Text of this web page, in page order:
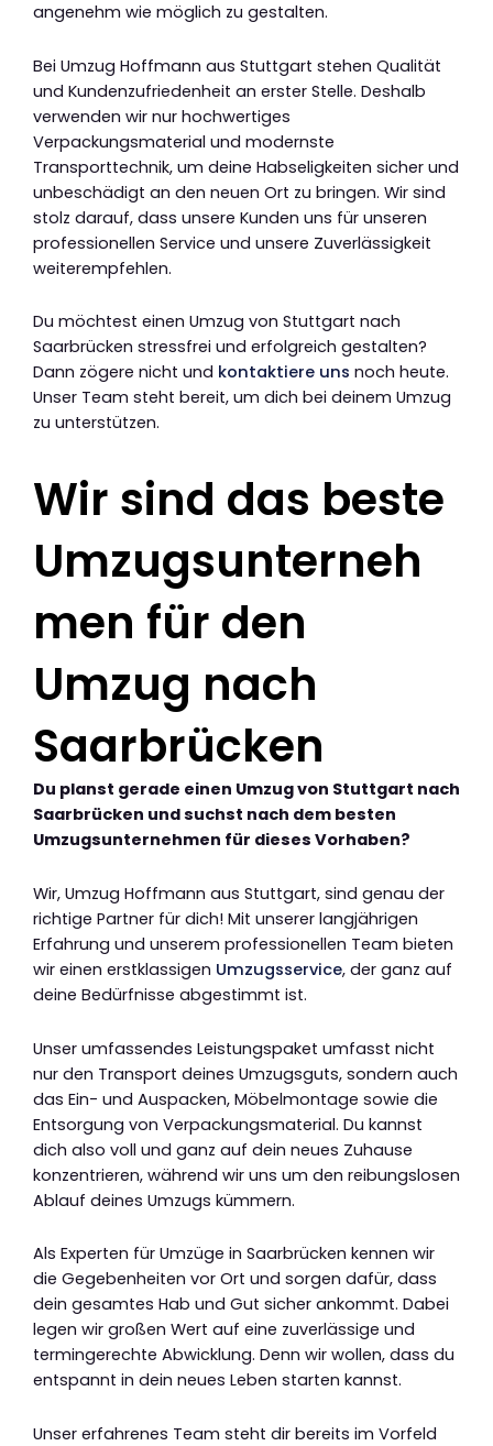
angenehm wie möglich zu gestalten.
Bei Umzug Hoffmann aus Stuttgart stehen Qualität
und Kundenzufriedenheit an erster Stelle. Deshalb
verwenden wir nur hochwertiges
Verpackungsmaterial und modernste
Transporttechnik, um deine Habseligkeiten sicher und
unbeschädigt an den neuen Ort zu bringen. Wir sind
stolz darauf, dass unsere Kunden uns für unseren
professionellen Service und unsere Zuverlässigkeit
weiterempfehlen.
Du möchtest einen Umzug von Stuttgart nach
Saarbrücken stressfrei und erfolgreich gestalten?
Dann zögere nicht und kontaktiere uns noch heute.
Unser Team steht bereit, um dich bei deinem Umzug
zu unterstützen.
Wir sind das beste
Umzugsunterneh
men für den
Umzug nach
Saarbrücken
Du planst gerade einen Umzug von Stuttgart nach
Saarbrücken und suchst nach dem besten
Umzugsunternehmen für dieses Vorhaben?
Wir, Umzug Hoffmann aus Stuttgart, sind genau der
richtige Partner für dich! Mit unserer langjährigen
Erfahrung und unserem professionellen Team bieten
wir einen erstklassigen Umzugsservice, der ganz auf
deine Bedürfnisse abgestimmt ist.
Unser umfassendes Leistungspaket umfasst nicht
nur den Transport deines Umzugsguts, sondern auch
das Ein- und Auspacken, Möbelmontage sowie die
Entsorgung von Verpackungsmaterial. Du kannst
dich also voll und ganz auf dein neues Zuhause
konzentrieren, während wir uns um den reibungslosen
Ablauf deines Umzugs kümmern.
Als Experten für Umzüge in Saarbrücken kennen wir
die Gegebenheiten vor Ort und sorgen dafür, dass
dein gesamtes Hab und Gut sicher ankommt. Dabei
legen wir großen Wert auf eine zuverlässige und
termingerechte Abwicklung. Denn wir wollen, dass du
entspannt in dein neues Leben starten kannst.
Unser erfahrenes Team steht dir bereits im Vorfeld